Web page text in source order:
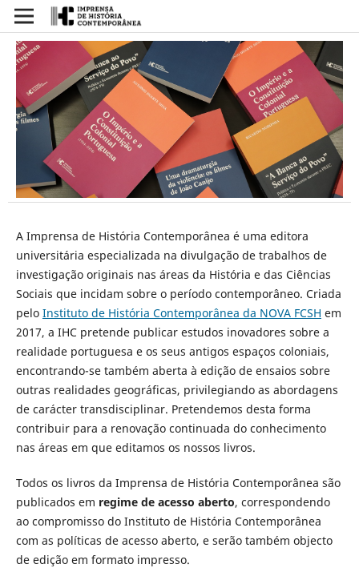
A Imprensa de História Contemporânea é uma editora
universitária especializada na divulgação de trabalhos de
investigação originais nas áreas da História e das Ciências
Sociais que incidam sobre o período contemporâneo. Criada
pelo Instituto de História Contemporânea da NOVA FCSH em
2017, a IHC pretende publicar estudos inovadores sobre a
realidade portuguesa e os seus antigos espaços coloniais,
encontrando-se também aberta à edição de ensaios sobre
outras realidades geográficas, privilegiando as abordagens
de carácter transdisciplinar. Pretendemos desta forma
contribuir para a renovação continuada do conhecimento
nas áreas em que editamos os nossos livros.
Todos os livros da Imprensa de História Contemporânea são
publicados em regime de acesso aberto, correspondendo
ao compromisso do Instituto de História Contemporânea
com as políticas de acesso aberto, e serão também objecto
de edição em formato impresso.